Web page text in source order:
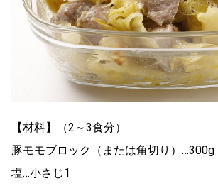
【材料】（2～3食分）
豚モモブロック（または角切り）…300g
塩…小さじ1